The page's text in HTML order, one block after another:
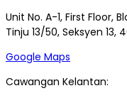
Unit No. A-1, First Floor,
Tinju 13/50, Seksyen 13,
Google Maps
Cawangan Kelantan: